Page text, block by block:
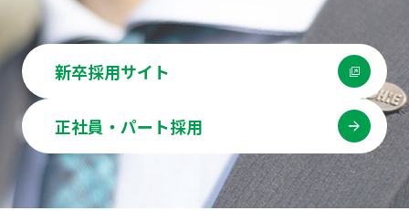
新卒採用サイト
正社員・パート採用